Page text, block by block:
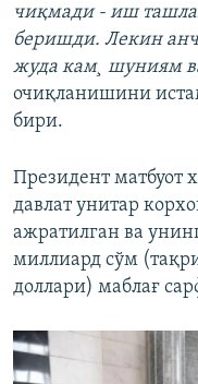
чиқмади - иш
беришди. Лекин
жуда кам¸ шуниям
очиқланишини
бири.
Президент матбуот
давлат унитар
ажратилган ва
миллиард сўм
доллари) маблағ